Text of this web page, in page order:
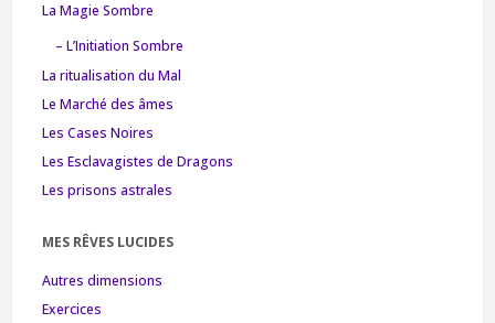
La Magie Sombre
– L’Initiation Sombre
La ritualisation du Mal
Le Marché des âmes
Les Cases Noires
Les Esclavagistes de Dragons
Les prisons astrales
MES RÊVES LUCIDES
Autres dimensions
Exercices